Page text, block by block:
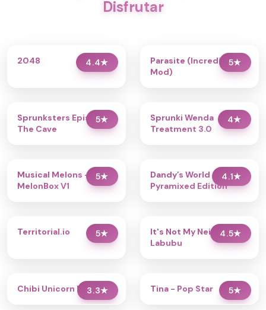
Disfrutar
4.4★
2048 5★
Parasite (Incredibox
Mod)
5★
Sprunksters Episode 2:
The Cave
4★
Sprunki Wenda
Treatment 3.0
5★
Musical Melons –
MelonBox V1
4.1★
Dandy’s World
Pyramixed Edition
5★
Territorial.io 4.5★
It's Not My Neighbor:
Labubu
3.3★
Chibi Unicorn Dress Up 5★
Tina - Pop Star